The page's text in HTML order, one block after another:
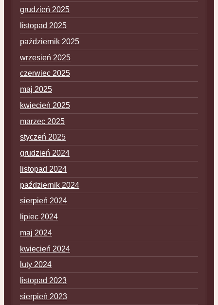
grudzień 2025
listopad 2025
październik 2025
wrzesień 2025
czerwiec 2025
maj 2025
kwiecień 2025
marzec 2025
styczeń 2025
grudzień 2024
listopad 2024
październik 2024
sierpień 2024
lipiec 2024
maj 2024
kwiecień 2024
luty 2024
listopad 2023
sierpień 2023